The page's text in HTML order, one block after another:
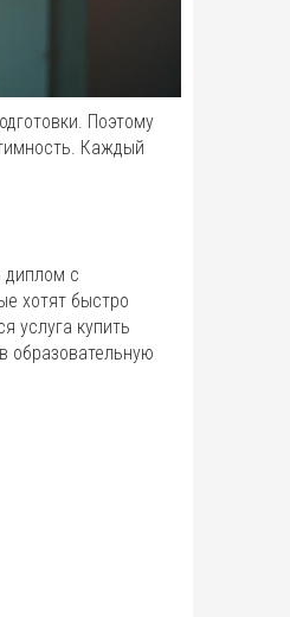
Поэтому
Каждый
диплом с
хотят быстро
услуга купить
образовательную